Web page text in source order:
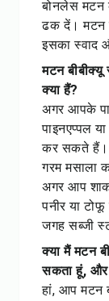
बोनलेस मटन
ढक दें। मटन
इसका स्वाद
मटन
क्या हैं?
अगर आपके
पाइनएप्पल
कर सकते हैं।
गरम मसाला
अगर आप
पनीर या
जगह सब्जी
क्या मैं मटन
सकता हूं, और
हां, आप मटन